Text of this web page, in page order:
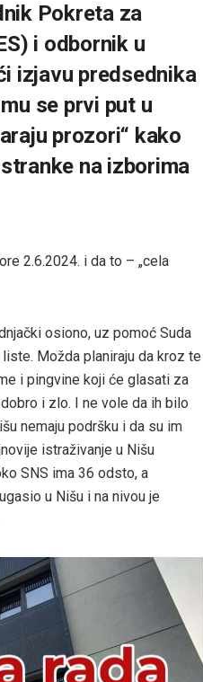
Pokreta za
i odbornik u
izjavu predsednika
se prvi put u
prozori“ kako
na izborima
2.6.2024. i da to – „cela
osiono, uz pomoć Suda
Možda planiraju da kroz te
i pingvine koji će glasati za
i zlo. I ne vole da ih bilo
nemaju podršku i da su im
istraživanje u Nišu
SNS ima 36 odsto, a
u Nišu i na nivou je